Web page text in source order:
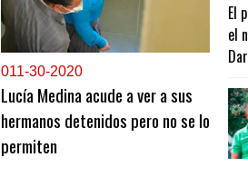
011-30-2020
Lucía Medina acude a ver a sus
hermanos detenidos pero no se lo
permiten
El
el